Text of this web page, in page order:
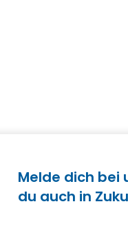
Melde dich bei
du auch in